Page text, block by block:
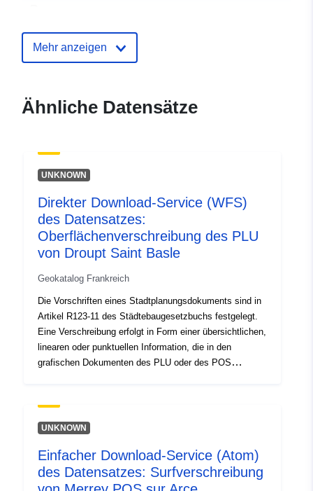
Identifikatoren:
34c8-4442-87ea-
4311-94fd-d6becfc22081
Typ:
Ressource:
http://inspire.ec.europa.eu/
codelist/ResourceType/services
Mehr anzeigen
Ähnliche Datensätze
UNKNOWN
Direkter Download-Service (WFS)
des Datensatzes:
Oberflächenverschreibung des PLU
von Droupt Saint Basle
Geokatalog Frankreich
Die Vorschriften eines Stadtplanungsdokuments sind in
Artikel R123-11 des Städtebaugesetzbuchs festgelegt.
Eine Verschreibung erfolgt in Form einer übersichtlichen,
linearen oder punktuellen Information, die in den
grafischen Dokumenten des PLU oder des POS
Regel zu einer zusätzlichen Belastung für die Regelung
des Gebiets.
UNKNOWN
Einfacher Download-Service (Atom)
des Datensatzes: Surfverschreibung